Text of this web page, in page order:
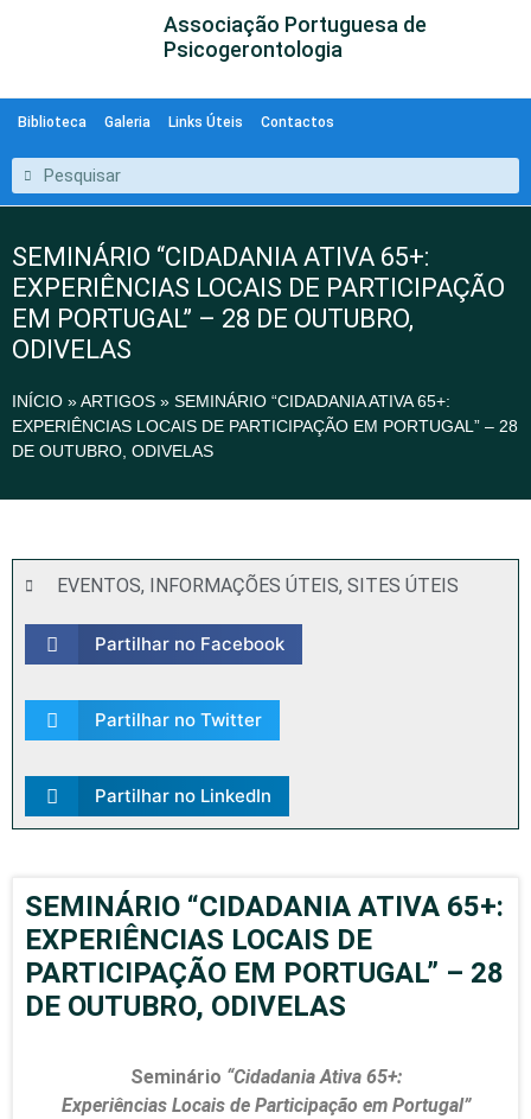
Associação Portuguesa de
Psicogerontologia
Biblioteca Galeria Links Úteis Contactos
SEMINÁRIO “CIDADANIA ATIVA 65+:
EXPERIÊNCIAS LOCAIS DE PARTICIPAÇÃO
EM PORTUGAL” – 28 DE OUTUBRO,
ODIVELAS
INÍCIO »ARTIGOS » SEMINÁRIO “CIDADANIA ATIVA 65+:
EXPERIÊNCIAS LOCAIS DE PARTICIPAÇÃO EM PORTUGAL” – 28
DE OUTUBRO, ODIVELAS
EVENTOS, INFORMAÇÕES ÚTEIS, SITES ÚTEIS
Partilhar no Facebook
Partilhar no Twitter
Partilhar no LinkedIn
SEMINÁRIO “CIDADANIA ATIVA 65+:
EXPERIÊNCIAS LOCAIS DE
PARTICIPAÇÃO EM PORTUGAL” – 28
DE OUTUBRO, ODIVELAS
Seminário “Cidadania Ativa 65+:
Experiências Locais de Participação em Portugal”